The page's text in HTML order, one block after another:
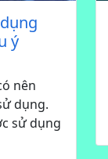
ý
nên
dụng.
sử dụng